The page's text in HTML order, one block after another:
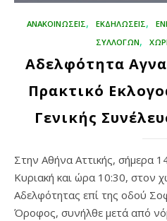
ΑΝΑΚΟΙΝΩΣΕΙΣ, ΕΚΔΗΛΏΣΕΙΣ,
ΣΥΛΛΟΓΩΝ,
Αδελφότητα
Πρακτικό
Γενικής
Στην Αθήνα Αττικής, σήμερα 14 Νοεμβρίου 2021 ημέρα
Κυριακή και ώρα 10:30, στον
Αδελφότητας επί της οδού
Όροφος, συνήλθε μετά από